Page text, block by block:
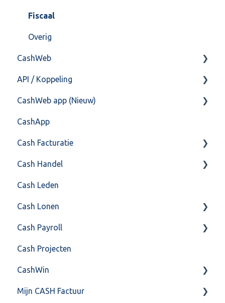
Postbus
Training & Consultancy
Overig
Fiscaal
Overig
CashWeb
CashHero Layout
Mailen vanuit CASHWeb
Algemeen gebruik
API / Koppeling
Algemeen
Api 3.0 (SOAP API)
API 4.0 (REST API)
CashWeb app (Nieuw)
Veel gestelde vragen
CashApp
Cash Facturatie
Factureren
Instellingen
Algemeen
Formulierlayout
Cash Handel
Inkoop
Verkoop
Voorraad
Overig
VoorraadService & Onderhoud
Cash Leden
Cash Lonen
Algemeen
Inrichting
Jaarafsluiting
Salarisberekening
Cash Payroll
Aangifte
Algemeen
Basis Training
Cash Projecten
CashWin
Overig
Mijn CASH Factuur